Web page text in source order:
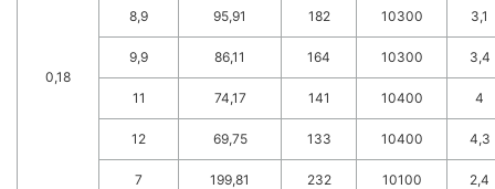
0,18
8,9 95,91 182 10300 3,1
9,9 86,11 164 10300 3,4
11 74,17 141 10400 4
12 69,75 133 10400 4,3
7 199,81 232 10100 2,4